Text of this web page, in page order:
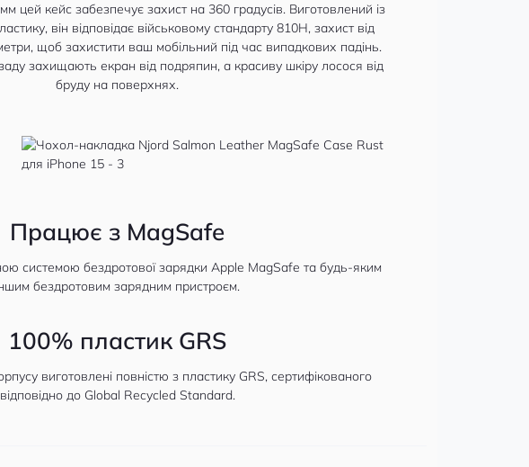
цей кейс забезпечує захист на 360 градусів. Виготовлений із
він відповідає військовому стандарту 810H, захист від
щоб захистити ваш мобільний під час випадкових падінь.
захищають екран від подряпин, а красиву шкіру лосося від
бруду на поверхнях.
Працює з MagSafe
системою бездротової зарядки Apple MagSafe та будь-яким
бездротовим зарядним пристроєм.
100% пластик GRS
виготовлені повністю з пластику GRS, сертифікованого
відповідно до Global Recycled Standard.